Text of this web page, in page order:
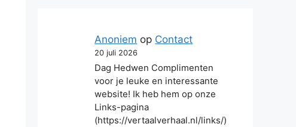
Anoniem op Contact
20 juli 2026
Dag Hedwen Complimenten
voor je leuke en interessante
website! Ik heb hem op onze
Links-pagina
(https://vertaalverhaal.nl/links/)